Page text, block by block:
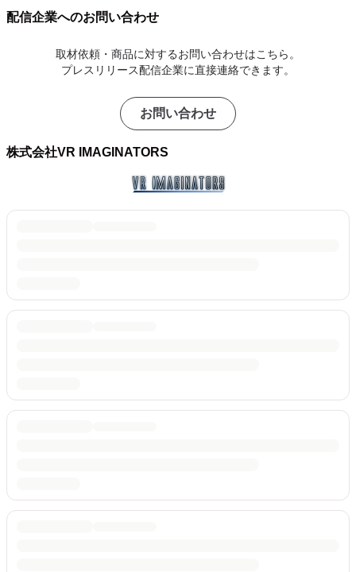
配信企業へのお問い合わせ
取材依頼・商品に対するお問い合わせはこちら。
プレスリリース配信企業に直接連絡できます。
お問い合わせ
株式会社VR IMAGINATORS